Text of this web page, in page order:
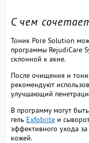
С чем
Тоник Pore Solution
программы RejudiCare
склонной к акне.
После очищения и
рекомендуют
улучшающий
В программу могут
гель Exfobrite и
эффективного ухода
кожей.